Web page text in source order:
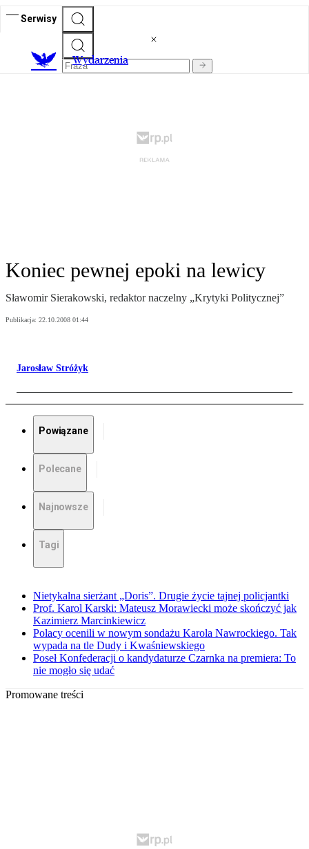
Serwisy
Wydarzenia
Koniec pewnej epoki na lewicy
Sławomir Sierakowski, redaktor naczelny „Krytyki Politycznej”
Publikacja: 22.10.2008 01:44
Jarosław Stróżyk
Powiązane
Polecane
Najnowsze
Tagi
Nietykalna sierżant „Doris”. Drugie życie tajnej policjantki
Prof. Karol Karski: Mateusz Morawiecki może skończyć jak
Kazimierz Marcinkiewicz
Polacy ocenili w nowym sondażu Karola Nawrockiego. Tak
wypada na tle Dudy i Kwaśniewskiego
Poseł Konfederacji o kandydaturze Czarnka na premiera: To
nie mogło się udać
Promowane treści